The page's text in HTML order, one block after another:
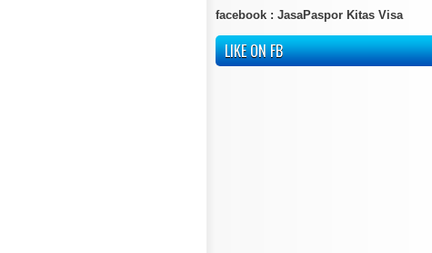
facebook : JasaPaspor Kitas Visa
LIKE ON FB